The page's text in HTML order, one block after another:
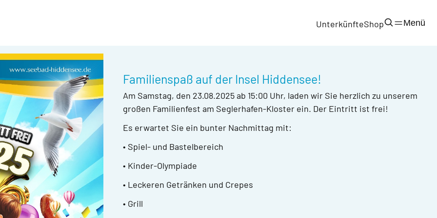
UnterkünfteShop Menü
Familienspaß auf der Insel Hiddensee!
Am Samstag, den 23.08.2025 ab 15:00 Uhr, laden wir Sie herzlich zu unserem
großen Familienfest am Seglerhafen-Kloster ein. Der Eintritt ist frei!
Es erwartet Sie ein bunter Nachmittag mit:
• Spiel- und Bastelbereich
• Kinder-Olympiade
• Leckeren Getränken und Crepes
• Grill